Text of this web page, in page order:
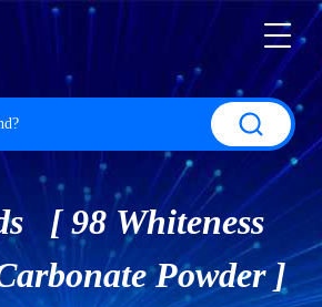
[ 98 Whiteness
Powder ]